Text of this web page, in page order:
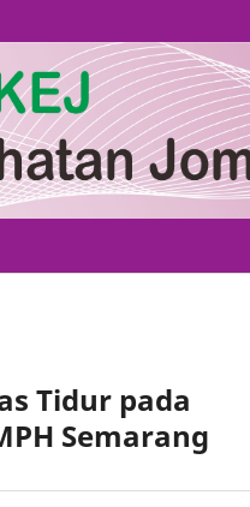
Tidur pada
Semarang